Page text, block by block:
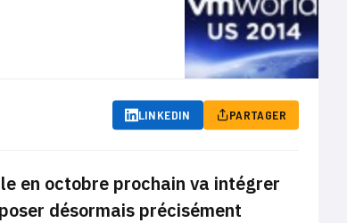
LINKEDIN PARTAGER
en octobre prochain va intégrer
désormais précisément